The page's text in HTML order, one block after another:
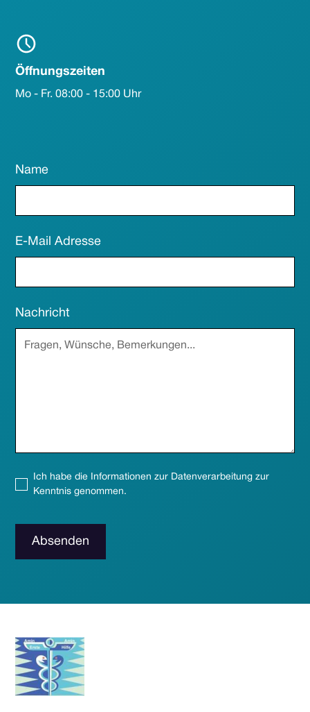
Name
E-Mail Adresse
Nachricht
Ich habe die Informationen zur Datenverarbeitung zur
Kenntnis genommen.
Öffnungszeiten
Mo - Fr. 08:00 - 15:00 Uhr